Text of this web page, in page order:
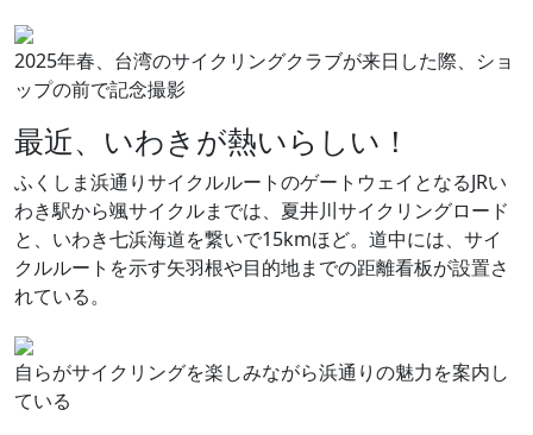
2025年春、台湾のサイクリングクラブが来日した際、ショ
ップの前で記念撮影
最近、いわきが熱いらしい！
ふくしま浜通りサイクルルートのゲートウェイとなるJRい
わき駅から颯サイクルまでは、夏井川サイクリングロード
と、いわき七浜海道を繋いで15kmほど。道中には、サイ
クルルートを示す矢羽根や目的地までの距離看板が設置さ
れている。
自らがサイクリングを楽しみながら浜通りの魅力を案内し
ている